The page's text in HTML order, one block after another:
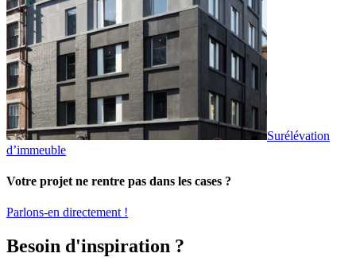
Surélévation
d’immeuble
Votre projet ne rentre pas dans les cases ?
Parlons-en directement !
Besoin d'inspiration ?